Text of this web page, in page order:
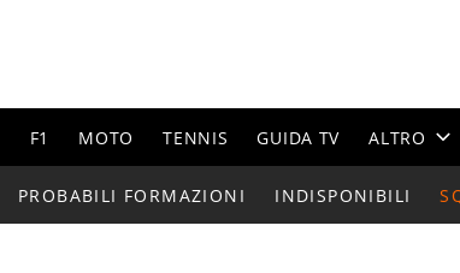
F1 MOTO TENNIS GUIDA TV ALTRO
PROBABILI FORMAZIONI INDISPONIBILI